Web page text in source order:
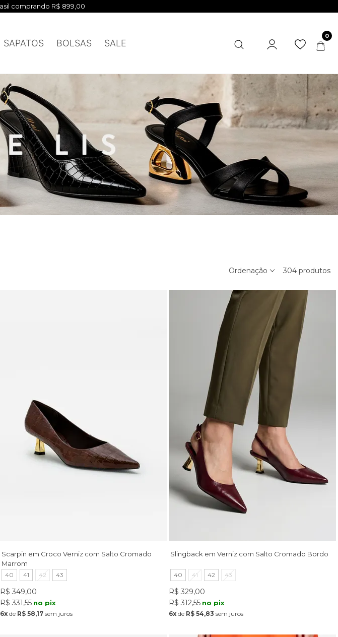
SAPATOS BOLSAS SALE
0
Ordenação 304 produtos
Scarpin em Croco Verniz com Salto Cromado
Marrom
40 41 42 43
R$ 349,00
R$ 331,55 no pix
6xde R$ 58,17sem juros
Slingback em Verniz com Salto Cromado Bordo
40 41 42 43
R$ 329,00
R$ 312,55 no pix
6xde R$ 54,83 sem juros